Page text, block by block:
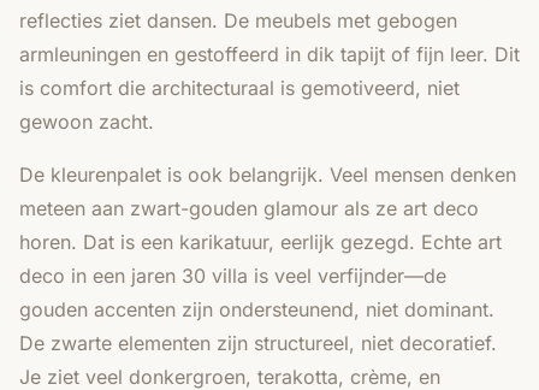
reflecties ziet dansen. De meubels met gebogen
armleuningen en gestoffeerd in dik tapijt of fijn leer. Dit
is comfort die architecturaal is gemotiveerd, niet
gewoon zacht.
De kleurenpalet is ook belangrijk. Veel mensen denken
meteen aan zwart-gouden glamour als ze art deco
horen. Dat is een karikatuur, eerlijk gezegd. Echte art
deco in een jaren 30 villa is veel verfijnder—de
gouden accenten zijn ondersteunend, niet dominant.
De zwarte elementen zijn structureel, niet decoratief.
Je ziet veel donkergroen, terakotta, crème, en